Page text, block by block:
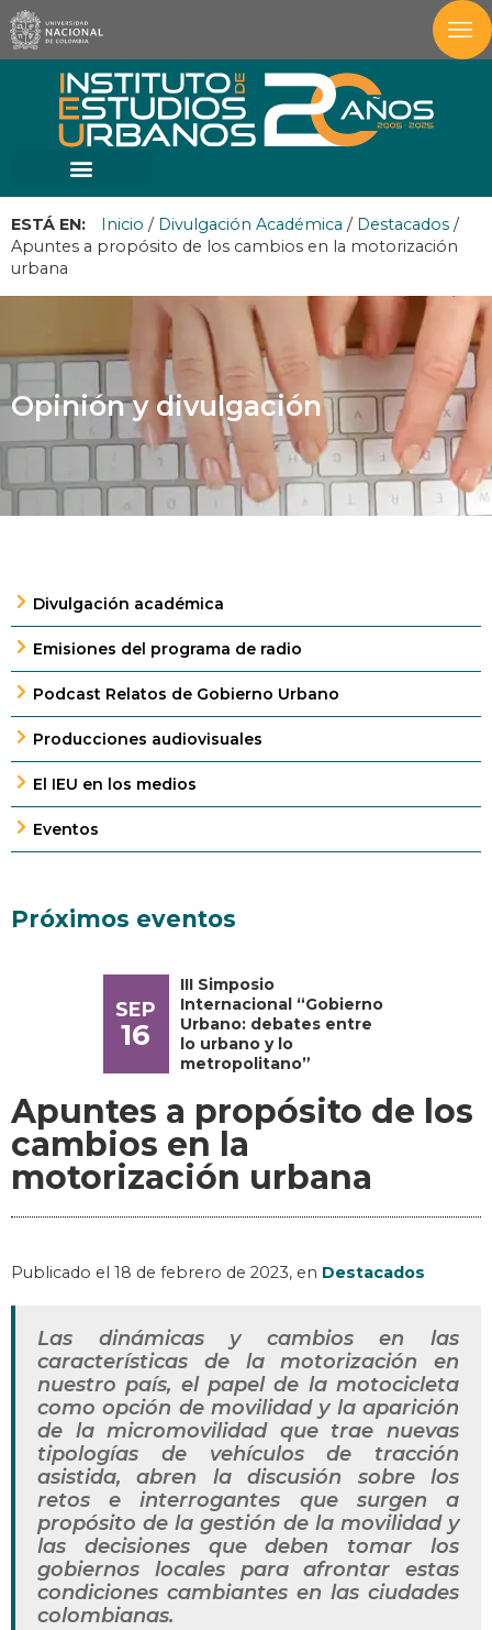
ESTÁ EN: Inicio / Divulgación Académica / Destacados /
Apuntes a propósito de los cambios en la motorización
urbana
Opinión y divulgación
Divulgación académica
Emisiones del programa de radio
Podcast Relatos de Gobierno Urbano
Producciones audiovisuales
El IEU en los medios
Eventos
Próximos eventos
SEP
16
III Simposio
Internacional “Gobierno
Urbano: debates entre
lo urbano y lo
metropolitano”
Apuntes a propósito de los
cambios en la
motorización urbana
Publicado el 18 de febrero de 2023, en Destacados
Las dinámicas y cambios en las
características de la motorización en
nuestro país, el papel de la motocicleta
como opción de movilidad y la aparición
de la micromovilidad que trae nuevas
tipologías de vehículos de tracción
asistida, abren la discusión sobre los
retos e interrogantes que surgen a
propósito de la gestión de la movilidad y
las decisiones que deben tomar los
gobiernos locales para afrontar estas
condiciones cambiantes en las ciudades
colombianas.